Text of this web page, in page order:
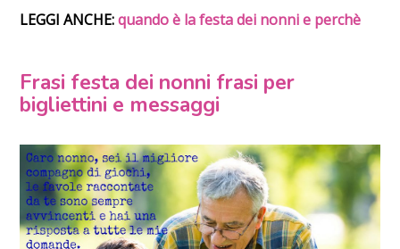
LEGGI ANCHE:quando è la festa dei nonni e perchè
Frasi festa dei nonni frasi per
bigliettini e messaggi